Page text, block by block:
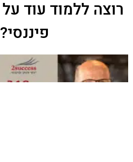
רוצה ללמוד עוד על
פיננסי?